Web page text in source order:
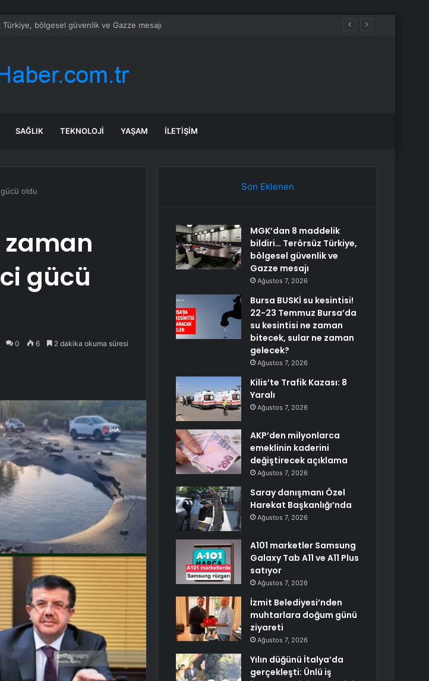
Bursa’da su kesintisi ne zaman bitecek, sular ne zaman gelecek?
SAĞLIK TEKNOLOJI YAŞAM İLETIŞIM
oldu
gücü
0 6 2 dakika okuma süresi
Son Eklenen
MGK’dan 8 maddelik
bildiri… Terörsüz Türkiye,
bölgesel güvenlik ve
Gazze mesajı
Ağustos 7, 2026
Bursa BUSKİ su kesintisi!
22-23 Temmuz Bursa’da
su kesintisi ne zaman
bitecek, sular ne zaman
gelecek?
Ağustos 7, 2026
Kilis’te Trafik Kazası: 8
Yaralı
Ağustos 7, 2026
AKP’den milyonlarca
emeklinin kaderini
değiştirecek açıklama
Ağustos 7, 2026
Saray danışmanı Özel
Harekat Başkanlığı’nda
Ağustos 7, 2026
A101 marketler Samsung
Galaxy Tab A11 ve A11 Plus
satıyor
Ağustos 7, 2026
İzmit Belediyesi’nden
muhtarlara doğum günü
ziyareti
Ağustos 7, 2026
Yılın düğünü İtalya’da
gerçekleşti: Ünlü iş